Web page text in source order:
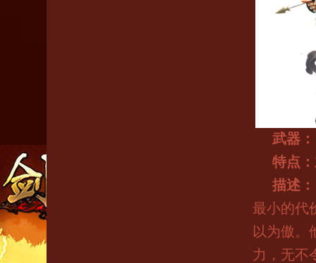
武器
特点
描述：
最小的代
以为傲。
力，无不